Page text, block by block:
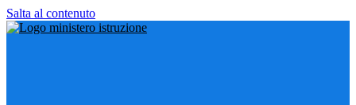
Salta al contenuto